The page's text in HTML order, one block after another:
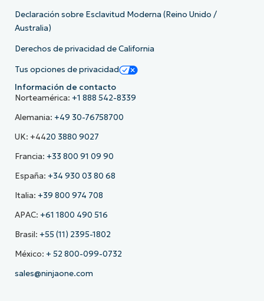
Declaración sobre Esclavitud Moderna (Reino Unido /
Australia)
Derechos de privacidad de California
Tus opciones de privacidad
Información de contacto
Norteamérica: +1 888 542-8339
Alemania: +49 30-76758700
UK: +4420 3880 9027
Francia: +33 800 91 09 90
España: +34 930 03 80 68
Italia: +39 800 974 708
APAC: +61 1800 490 516
Brasil: +55 (11) 2395-1802
México: + 52 800-099-0732
sales@ninjaone.com